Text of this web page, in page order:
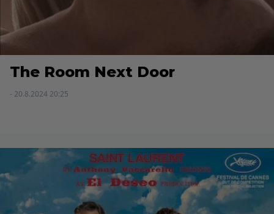
The Room Next Door
- 20.8.2024 20:25